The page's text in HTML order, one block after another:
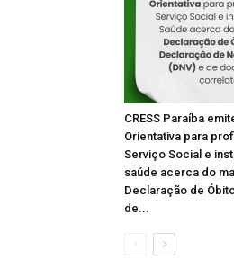
CRESS Paraíba
Orientativa para
Serviço Social e
saúde acerca do
Declaração de
de...